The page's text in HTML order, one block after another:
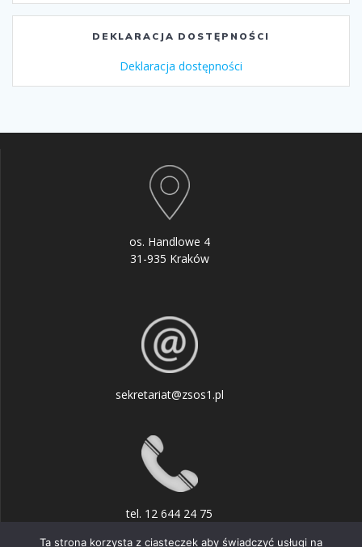
DEKLARACJA DOSTĘPNOŚCI
Deklaracja dostępności
os. Handlowe 4
31-935 Kraków
sekretariat@zsos1.pl
tel. 12 644 24 75
Ta strona korzysta z ciasteczek aby świadczyć usługi na